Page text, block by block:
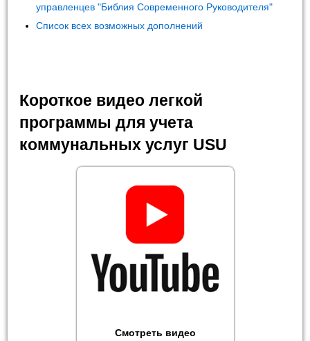
управленцев "Библия Современного Руководителя"
Список всех возможных дополнений
Короткое видео легкой
программы для учета
коммунальных услуг USU
Смотреть видео